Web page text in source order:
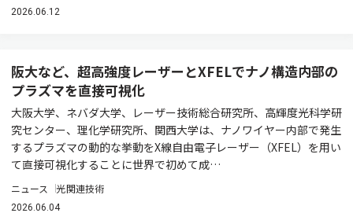
2026.06.12
阪大など、超高強度レーザーとXFELでナノ構造内部の
プラズマを直接可視化
大阪大学、ネバダ大学、レーザー技術総合研究所、高輝度光科学研
究センター、理化学研究所、関西大学は、ナノワイヤー内部で発生
するプラズマの動的な挙動をX線自由電子レーザー（XFEL）を用い
て直接可視化することに世界で初めて成…
ニュース 光関連技術
2026.06.04